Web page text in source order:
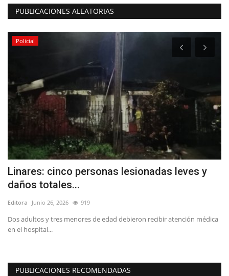
PUBLICACIONES ALEATORIAS
Policial
Linares: cinco personas lesionadas leves y
daños totales...
Editora Junio 26, 2026 919
Dos adultos y tres menores de edad debieron recibir atención médica
en el hospital...
PUBLICACIONES RECOMENDADAS